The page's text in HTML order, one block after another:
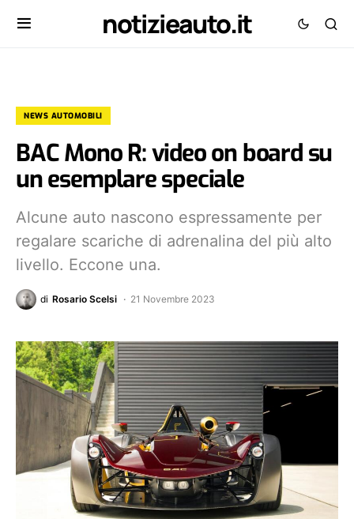
notizieauto.it
NEWS AUTOMOBILI
BAC Mono R: video on board su
un esemplare speciale
Alcune auto nascono espressamente per
regalare scariche di adrenalina del più alto
livello. Eccone una.
di Rosario Scelsi 21 Novembre 2023